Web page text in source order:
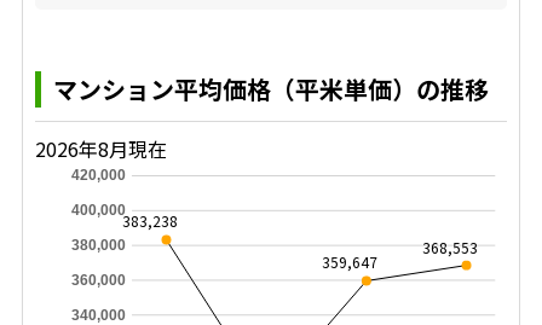
マンション平均価格（平米単価）の推移
2026年8月現在
340,000
360,000
380,000
400,000
420,000
383,238
359,647
368,553